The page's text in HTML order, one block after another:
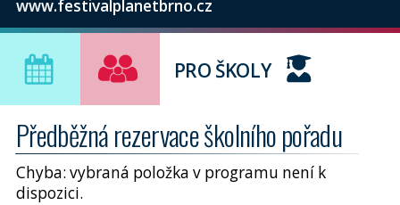
www.festivalplanetbrno.cz
PRO ŠKOLY
Předběžná rezervace školního pořadu
Chyba: vybraná položka v programu není k
dispozici.